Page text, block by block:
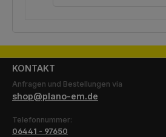
KONTAKT
Anfragen und Bestellungen via
shop@plano-em.de
Telefonnummer:
06441 - 97650